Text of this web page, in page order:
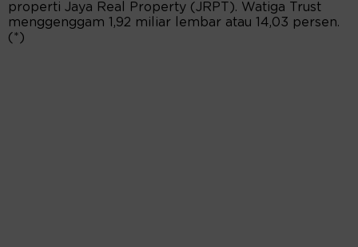
properti Jaya Real Property (JRPT). Watiga Trust
menggenggam 1,92 miliar lembar atau 14,03 persen.
(*)